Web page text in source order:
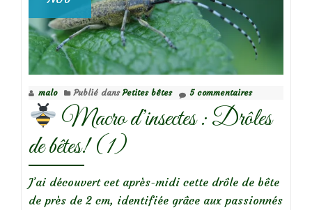
malo Publié dansPetites bêtes 5 commentaires
Macro d’insectes : Drôles
de bêtes! (1)
J’ai découvert cet après-midi cette drôle de bête
de près de 2 cm, identifiée grâce aux passionnés